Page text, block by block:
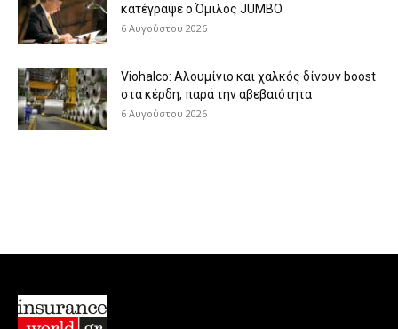
κατέγραψε ο Όμιλος JUMBO
6 Αυγούστου 2026
Viohalco: Aλουμίνιο και χαλκός δίνουν boost
στα κέρδη, παρά την αβεβαιότητα
6 Αυγούστου 2026